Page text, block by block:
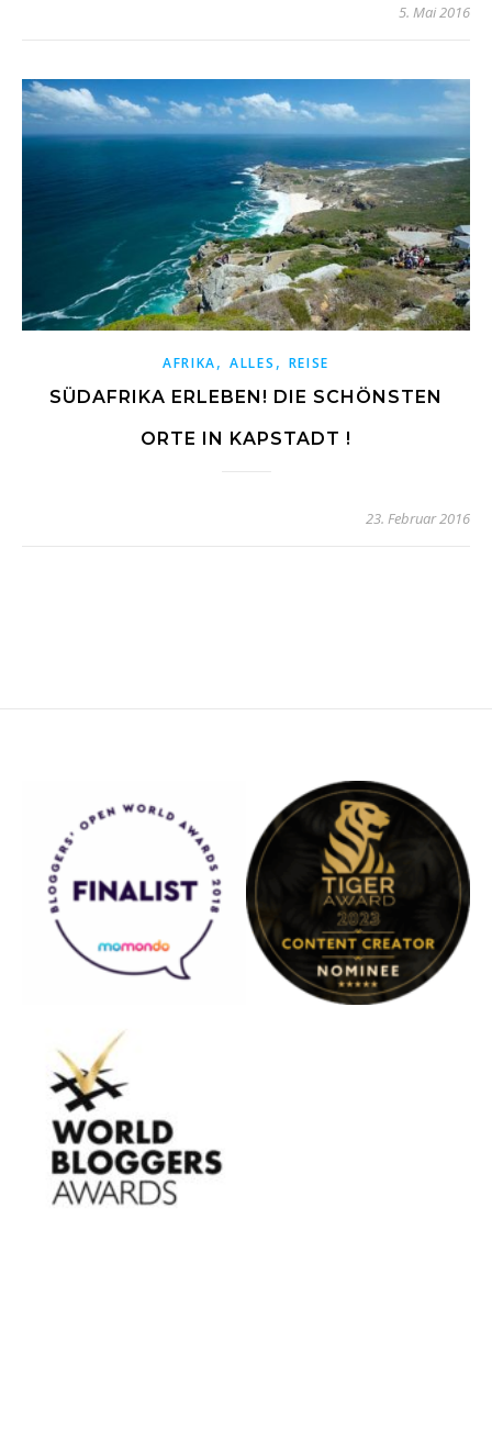
5. Mai 2016
AFRIKA,ALLES , REISE
SÜDAFRIKA ERLEBEN! DIE SCHÖNSTEN
ORTE IN KAPSTADT !
23. Februar 2016